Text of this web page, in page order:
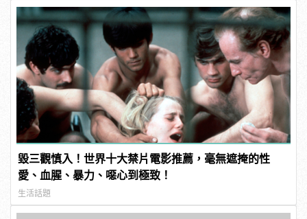
毀三觀慎入！世界十大禁片電影推薦，毫無遮掩的性
愛、血腥、暴力、噁心到極致！
生活話題